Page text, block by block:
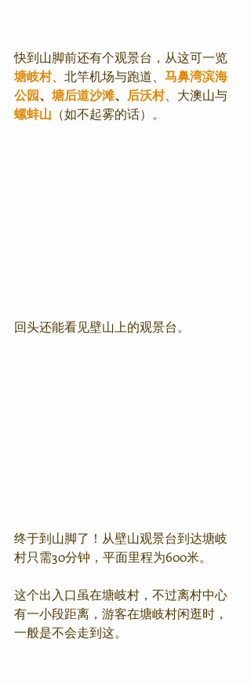
快到山脚前还有个观景台，从这可一览
塘岐村、北竿机场与跑道、 马鼻湾滨海
公园、 塘后道沙滩、 后沃村、大澳山与
螺蚌山 （如不起雾的话）。
回头还能看见壁山上的观景台。
终于到山脚了！从壁山观景台到达塘岐
村只需30分钟，平面里程为600米。
这个出入口虽在塘岐村，不过离村中心
有一小段距离，游客在塘岐村闲逛时，
一般是不会走到这。